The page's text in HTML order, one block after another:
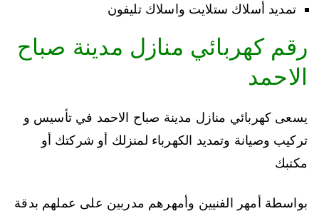
تمديد أسلاك ستلايت واسلاك تليفون
رقم كهربائي منازل مدينة صباح
الاحمد
يسعى كهربائي منازل مدينة صباح الاحمد في تأسيس و
تركيب وصيانة وتمديد الكهرباء لمنزلك أو شركتك أو
مكتبك
بواسطة أمهر الفنيين وأمهرهم مدربين على عملهم بدقة